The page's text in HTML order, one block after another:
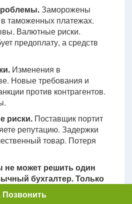
Заморожены
таможенных платежах.
Валютные риски.
предоплату, а средств
Изменения в
Новые требования и
против контрагентов.
риски. Поставщик портит
репутацию. Задержки
товар. Потеря
не может решить один
бухгалтер. Только
составом специалистов
последовательно или
Позвонить